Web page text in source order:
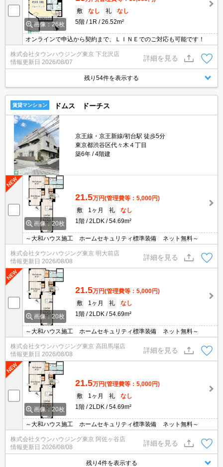
画像：26枚
敷
なし 礼
なし
5階
1R 26.52m²
オンラインで申込から契約まで、ＬＩＮＥでのご対応も可能です！
株式会社タウンハウジング東京 下北沢店
情報更新日 2026/08/07
詳細を見る
残り54件を表示する
賃貸マンション ドムス ドーチス
京王線・京王新線/初台駅 徒歩5分
東京都渋谷区代々木４丁目
築6年
4階建
画像：20枚
21.5万円(管理費等：5,000円)
敷
1ヶ月 礼
なし
1階
2LDK 54.69m²
～大和ハウス施工 ホームセキュリティ標準装備 ネット無料～
株式会社タウンハウジング東京 明大前店
情報更新日 2026/08/08
詳細を見る
画像：20枚
21.5万円(管理費等：5,000円)
敷
1ヶ月 礼
なし
1階
2LDK 54.69m²
～大和ハウス施工 ホームセキュリティ標準装備 ネット無料～
株式会社タウンハウジング東京 高田馬場店
情報更新日 2026/08/08
詳細を見る
画像：20枚
21.5万円(管理費等：5,000円)
敷
1ヶ月 礼
なし
1階
2LDK 54.69m²
～大和ハウス施工 ホームセキュリティ標準装備 ネット無料～
株式会社タウンハウジング東京 阿佐ヶ谷店
情報更新日 2026/08/08
詳細を見る
残り4件を表示する